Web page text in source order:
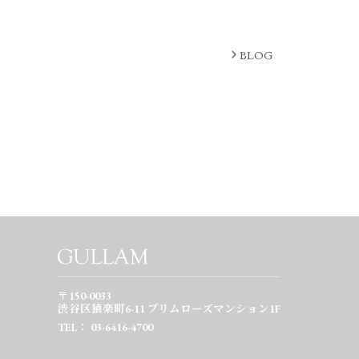
BLOG
〒150-0033
渋谷区猿楽町6-11 プリムローズマンション1F
TEL： 03-6416-4700